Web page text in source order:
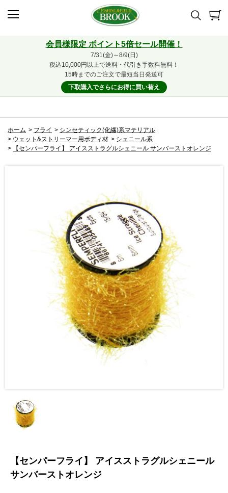
会員様限定 ポイント5倍セール開催！
7/31(金)～8/9(日)
税込10,000円以上で送料・代引き手数料無料！
15時までのご注文で最短当日発送可
下取購入でさらにお得に買い替え
ホーム > フライ > シンセティック(化繊)系マテリアル
> ウェット&ストリーマー用ボディ材 > シェニール系
>
【センパーフライ】 アイスストラグルシェニール サンバーストオレンジ
【センパーフライ】 アイスストラグルシェニール
サンバーストオレンジ